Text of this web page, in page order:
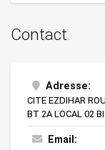
Contact
Adresse:
CITE EZDIHAR
BT 2A LOCAL 02
Email: